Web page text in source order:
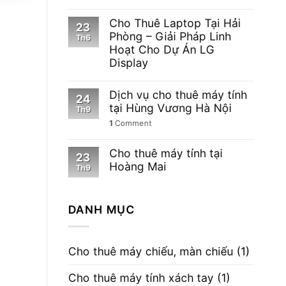
23
Th6
Cho Thuê Laptop Tại Hải
Phòng – Giải Pháp Linh
Hoạt Cho Dự Án LG
Display
24
Th9
Dịch vụ cho thuê máy tính
tại Hùng Vương Hà Nội
1Comment
23
Th9
Cho thuê máy tính tại
Hoàng Mai
DANH MỤC
Cho thuê máy chiếu, màn chiếu (1)
Cho thuê máy tính xách tay(1)